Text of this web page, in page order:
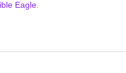
Eagle.